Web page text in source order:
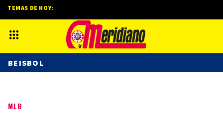
MLB
TEMAS DE HOY:
BEISBOL